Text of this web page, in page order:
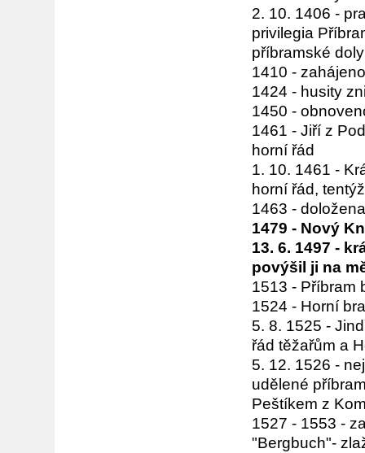
2. 10. 1406 -
privilegia
příbramské
1410 -
1424 - husity
1450 -
1461 - Jiří z
horní řád
1. 10. 1461 -
horní řád,
1463 -
1479 - Nový
13. 6. 1497 -
povýšil ji na
1513 - Příbram
1524 - Horní
5. 8. 1525 -
řád těžařům a
5. 12. 1526 -
udělené
Peštíkem z
1527 - 1553 -
"Bergbuch"-